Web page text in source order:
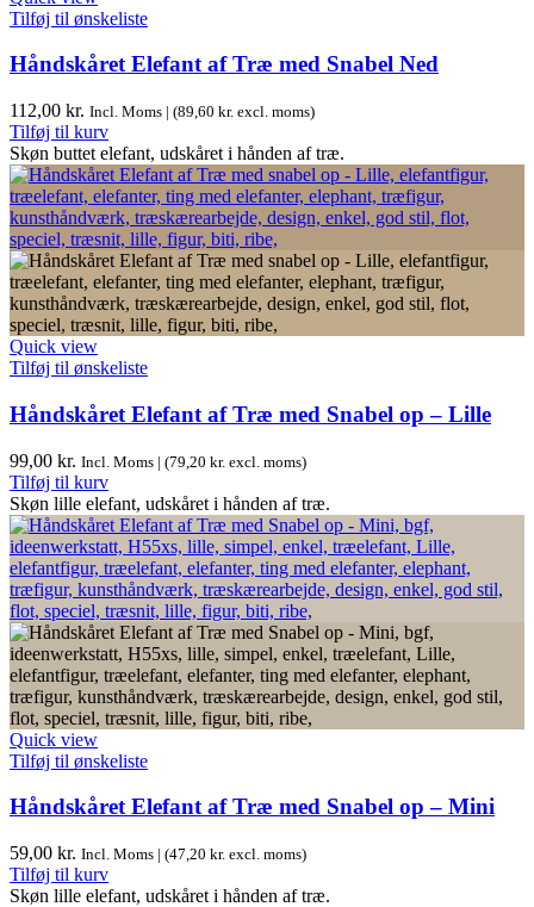
Tilføj til ønskeliste
Håndskåret Elefant af Træ med Snabel Ned
112,00 kr. Incl. Moms | (89,60 kr. excl. moms)
Tilføj til kurv
Skøn buttet elefant, udskåret i hånden af træ.
Quick view
Tilføj til ønskeliste
Håndskåret Elefant af Træ med Snabel op – Lille
99,00 kr. Incl. Moms | (79,20 kr. excl. moms)
Tilføj til kurv
Skøn lille elefant, udskåret i hånden af træ.
Quick view
Tilføj til ønskeliste
Håndskåret Elefant af Træ med Snabel op – Mini
59,00 kr. Incl. Moms | (47,20 kr. excl. moms)
Tilføj til kurv
Skøn lille elefant, udskåret i hånden af træ.